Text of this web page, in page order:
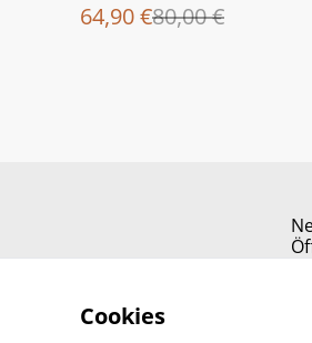
64,90 €80,00 €
Cookies